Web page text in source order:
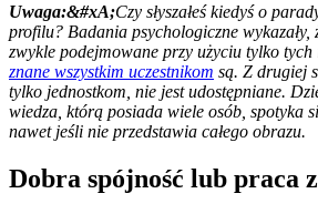
Uwaga:&#xA;Czy słyszałeś kiedyś o
profilu? Badania psychologiczne wykazały,
zwykle podejmowane przy użyciu tylko
znane wszystkim uczestnikom są. Z drugiej
tylko jednostkom, nie jest udostępniane.
wiedza, którą posiada wiele osób, spotyka
nawet jeśli nie przedstawia całego obrazu.
Dobra spójność lub praca